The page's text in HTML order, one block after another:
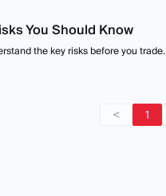
You Should Know
the key risks before you trade.
< 1